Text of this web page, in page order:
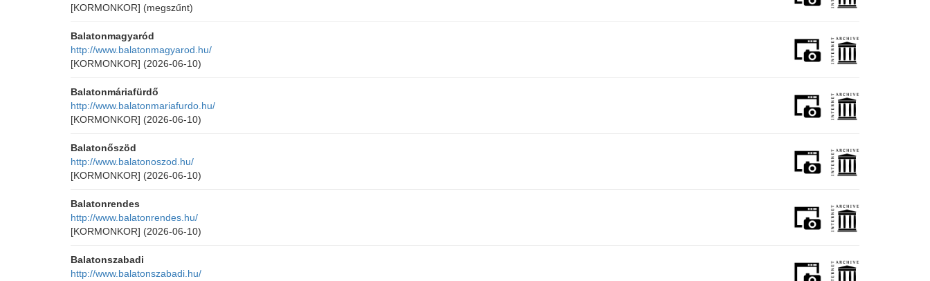
[KORMONKOR] (megszűnt)
Balatonmagyaród
http://www.balatonmagyarod.hu/
[KORMONKOR] (2026-06-10)
Balatonmáriafürdő
http://www.balatonmariafurdo.hu/
[KORMONKOR] (2026-06-10)
Balatonőszöd
http://www.balatonoszod.hu/
[KORMONKOR] (2026-06-10)
Balatonrendes
http://www.balatonrendes.hu/
[KORMONKOR] (2026-06-10)
Balatonszabadi
http://www.balatonszabadi.hu/